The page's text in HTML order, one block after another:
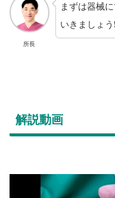
所長
まずは器械
いきましょう
解説動画